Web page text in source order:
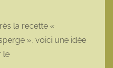
la recette «
», voici une idée
le